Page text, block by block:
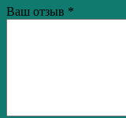
Ваш отзыв *